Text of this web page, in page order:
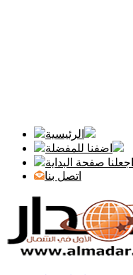
الرئيسية
اضفنا للمفضلة
اجعلنا صفحة البداية
اتصل بنا